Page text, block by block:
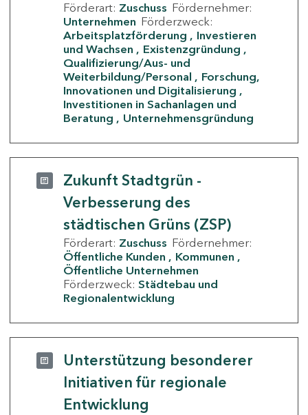
Förderart: Zuschuss Fördernehmer:
Unternehmen Förderzweck:
Arbeitsplatzförderung
Investieren
und Wachsen
Existenzgründung
Qualifizierung/Aus- und
Weiterbildung/Personal
Forschung,
Innovationen und Digitalisierung
Investitionen in Sachanlagen und
Beratung
Unternehmensgründung
Zukunft Stadtgrün -
Verbesserung des
städtischen Grüns (ZSP)
Förderart: Zuschuss Fördernehmer:
Öffentliche Kunden
Kommunen
Öffentliche Unternehmen
Förderzweck: Städtebau und
Regionalentwicklung
Unterstützung besonderer
Initiativen für regionale
Entwicklung